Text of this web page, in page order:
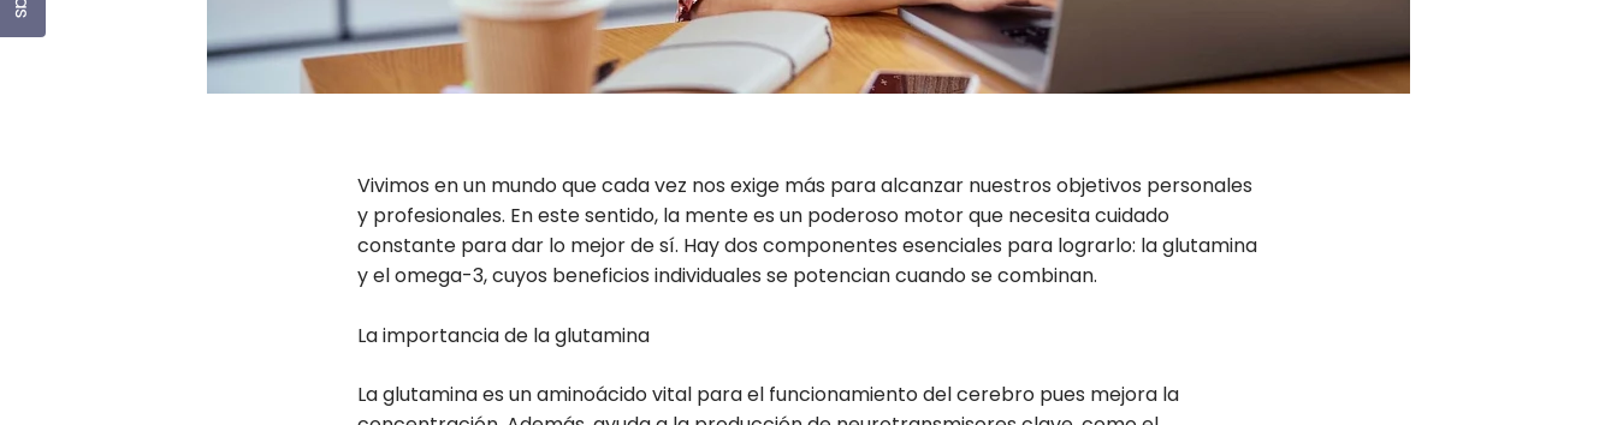
Vivimos en un mundo que cada vez nos exige más para alcanzar nuestros objetivos personales
y profesionales. En este sentido, la mente es un poderoso motor que necesita cuidado
constante para dar lo mejor de sí. Hay dos componentes esenciales para lograrlo: la glutamina
y el omega-3, cuyos beneficios individuales se potencian cuando se combinan.
La importancia de la glutamina
La glutamina es un aminoácido vital para el funcionamiento del cerebro pues mejora la